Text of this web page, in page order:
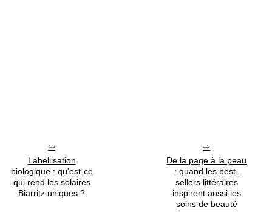
Labellisation
biologique : qu'est-ce
qui rend les solaires
Biarritz uniques ?
De la page à la peau
: quand les best-
sellers littéraires
inspirent aussi les
soins de beauté